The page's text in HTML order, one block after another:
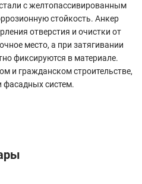
с желтопассивированным
стойкость. Анкер
отверстия и очистки от
место, а при затягивании
фиксируются в материале.
и гражданском строительстве,
систем.